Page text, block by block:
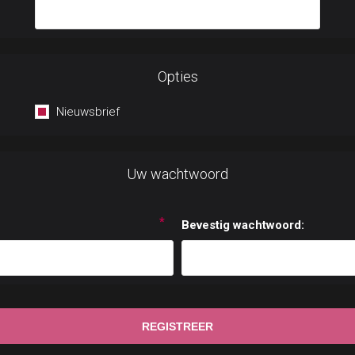
Opties
Nieuwsbrief
Uw wachtwoord
* Bevestig wachtwoord: